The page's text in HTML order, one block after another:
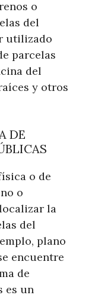
o
del
utilizado
parcelas
del
y otros
DE
o de
o
la
del
plano
encuentre
de
es un